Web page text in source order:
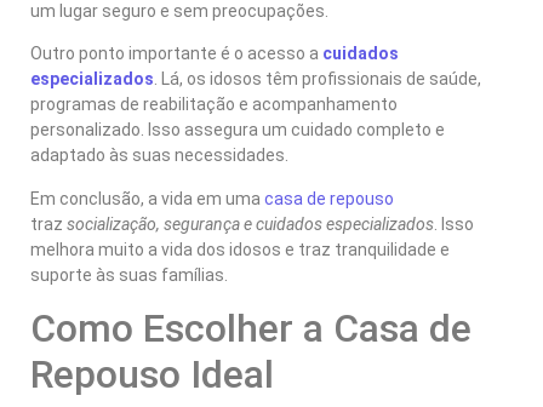
um lugar seguro e sem preocupações.
Outro ponto importante é o acesso a cuidados
especializados. Lá, os idosos têm profissionais de saúde,
programas de reabilitação e acompanhamento
personalizado. Isso assegura um cuidado completo e
adaptado às suas necessidades.
Em conclusão, a vida em uma casa de repouso
traz socialização, segurança e cuidados especializados . Isso
melhora muito a vida dos idosos e traz tranquilidade e
suporte às suas famílias.
Como Escolher a Casa de
Repouso Ideal